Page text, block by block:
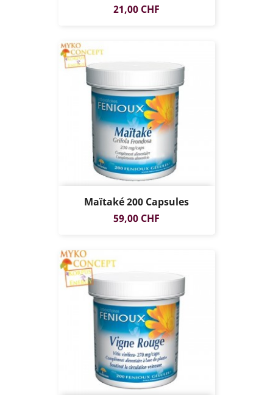
Prix
21,00 CHF
Maïtaké 200 Capsules
Prix
59,00 CHF